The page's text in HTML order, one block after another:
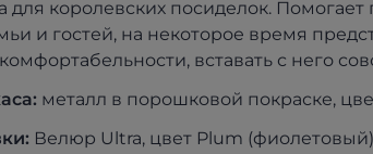
для королевских посиделок.
и гостей, на некоторое время
вставать с него
металл в порошковой покраске,
Велюр Ultra, цвет Plum